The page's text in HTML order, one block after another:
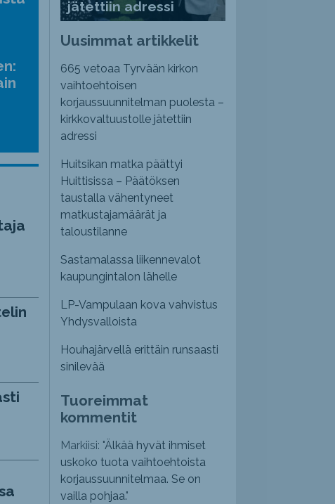
jätettiin adressi
Uusimmat artikkelit
665 vetoaa Tyrvään kirkon
vaihtoehtoisen
korjaussuunnitelman puolesta –
kirkkovaltuustolle jätettiin
adressi
Huitsikan matka päättyi
Huittisissa – Päätöksen
taustalla vähentyneet
matkustajamäärät ja
taloustilanne
Sastamalassa liikennevalot
kaupungintalon lähelle
LP-Vampulaan kova vahvistus
Yhdysvalloista
Houhajärvellä erittäin runsaasti
sinilevää
Tuoreimmat
kommentit
Markiisi: "Älkää hyvät ihmiset
uskoko tuota vaihtoehtoista
korjaussuunnitelmaa. Se on
vailla pohjaa."